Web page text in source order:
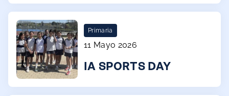
Primaria
11 Mayo 2026
IA SPORTS DAY